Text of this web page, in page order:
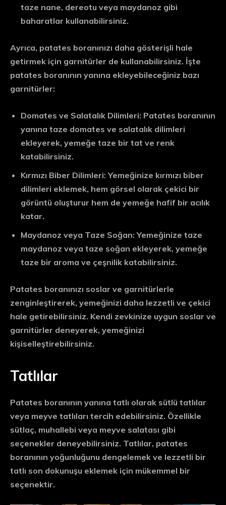
taze nane, dereotu veya maydanoz gibi
baharatlar kullanabilirsiniz.
Ayrıca, patates boranınızı daha gösterişli hale
getirmek için garnitürler de kullanabilirsiniz. İşte
patates boranının yanına ekleyebileceğiniz bazı
garnitürler:
Domates ve Salatalık Dilimleri: Patates boranının
yanına taze domates ve salatalık dilimleri
ekleyerek, yemeğe taze bir tat ve renk
katabilirsiniz.
Kırmızı Biber Dilimleri: Yemeğinize kırmızı biber
dilimleri eklemek, hem görsel olarak çekici bir
görüntü oluşturur hem de yemeğe hafif bir acılık
katar.
Maydanoz veya Taze Soğan: Yemeğinize taze
maydanoz veya taze soğan ekleyerek, yemeğe
taze bir aroma ve çeşnilik katabilirsiniz.
Patates boranınızı soslar ve garnitürlerle
zenginleştirerek, yemeğinizi daha lezzetli ve çekici
hale getirebilirsiniz. Kendi zevkinize uygun soslar ve
garnitürler deneyerek, yemeğinizi
kişiselleştirebilirsiniz.
Tatlılar
Patates boranının yanına tatlı olarak sütlü tatlılar
veya meyve tatlıları tercih edebilirsiniz. Özellikle
sütlaç, muhallebi veya meyve salatası gibi
seçenekler deneyebilirsiniz. Tatlılar, patates
boranının yoğunluğunu dengelemek ve lezzetli bir
tatlı son dokunuşu eklemek için mükemmel bir
seçenektir.